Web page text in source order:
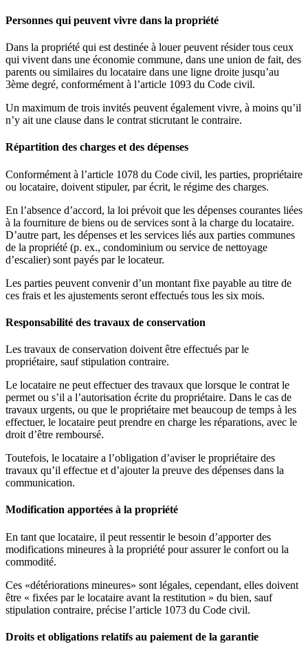
Personnes qui peuvent vivre dans la propriété
Dans la propriété qui est destinée à louer peuvent résider tous ceux
qui vivent dans une économie commune, dans une union de fait, des
parents ou similaires du locataire dans une ligne droite jusqu’au
3ème degré, conformément à l’article 1093 du Code civil.
Un maximum de trois invités peuvent également vivre, à moins qu’il
n’y ait une clause dans le contrat sticrutant le contraire.
Répartition des charges et des dépenses
Conformément à l’article 1078 du Code civil, les parties, propriétaire
ou locataire, doivent stipuler, par écrit, le régime des charges.
En l’absence d’accord, la loi prévoit que les dépenses courantes liées
à la fourniture de biens ou de services sont à la charge du locataire.
D’autre part, les dépenses et les services liés aux parties communes
de la propriété (p. ex., condominium ou service de nettoyage
d’escalier) sont payés par le locateur.
Les parties peuvent convenir d’un montant fixe payable au titre de
ces frais et les ajustements seront effectués tous les six mois.
Responsabilité des travaux de conservation
Les travaux de conservation doivent être effectués par le
propriétaire, sauf stipulation contraire.
Le locataire ne peut effectuer des travaux que lorsque le contrat le
permet ou s’il a l’autorisation écrite du propriétaire. Dans le cas de
travaux urgents, ou que le propriétaire met beaucoup de temps à les
effectuer, le locataire peut prendre en charge les réparations, avec le
droit d’être remboursé.
Toutefois, le locataire a l’obligation d’aviser le propriétaire des
travaux qu’il effectue et d’ajouter la preuve des dépenses dans la
communication.
Modification apportées à la propriété
En tant que locataire, il peut ressentir le besoin d’apporter des
modifications mineures à la propriété pour assurer le confort ou la
commodité.
Ces «détériorations mineures» sont légales, cependant, elles doivent
être « fixées par le locataire avant la restitution » du bien, sauf
stipulation contraire, précise l’article 1073 du Code civil.
Droits et obligations relatifs au paiement de la garantie